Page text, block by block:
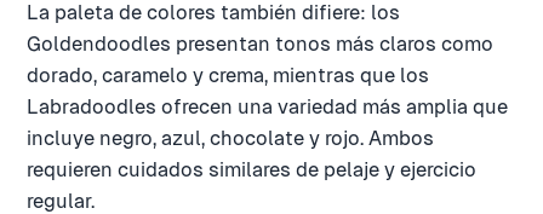
La paleta de colores también difiere: los
Goldendoodles presentan tonos más claros como
dorado, caramelo y crema, mientras que los
Labradoodles ofrecen una variedad más amplia que
incluye negro, azul, chocolate y rojo. Ambos
requieren cuidados similares de pelaje y ejercicio
regular.